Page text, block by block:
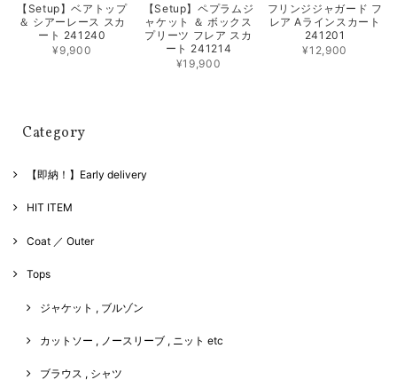
【Setup】ベアトップ
＆ シアーレース スカ
ート 241240
¥9,900
【Setup】ペプラムジ
ャケット ＆ ボックス
プリーツ フレア スカ
ート 241214
¥19,900
フリンジジャガード フ
レア Aラインスカート
241201
¥12,900
Category
【即納！】Early delivery
HIT ITEM
Coat ／ Outer
Tops
ジャケット , ブルゾン
カットソー , ノースリーブ , ニット etc
ブラウス , シャツ